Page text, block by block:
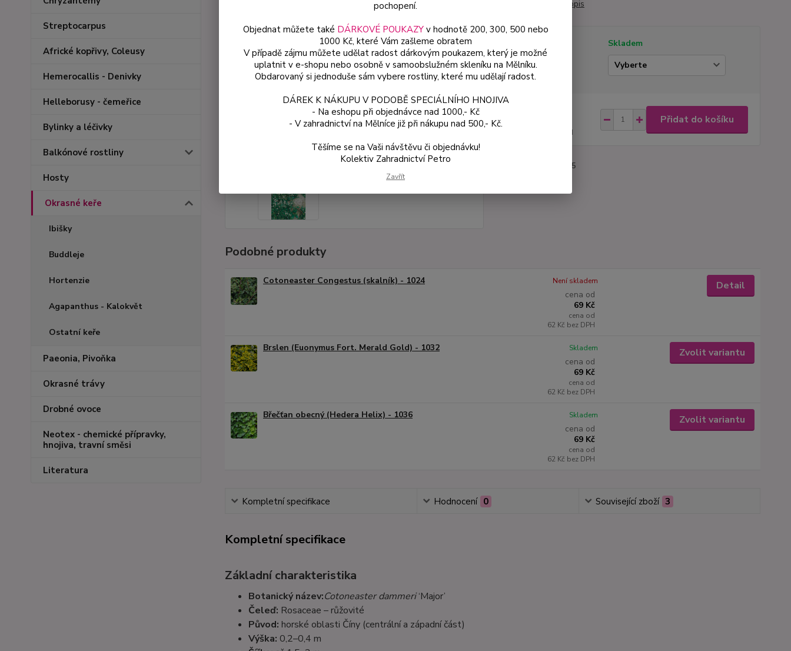
Streptocarpus
Africké kopřivy, Coleusy
Hemerocallis - Denivky
Helleborusy - čemeřice
Bylinky a léčivky
Balkónové rostliny
Hosty
Okrasné keře
Ibišky
Buddleje
Hortenzie
Agapanthus - Kalokvět
Ostatní keře
Paeonia, Pivoňka
Okrasné trávy
Drobné ovoce
Neotex - chemické přípravky,
hnojiva, travní směsi
Literatura
celý popis
Skladem
Varianta
bez DPH
Přidat do košíku
1025
Podobné produkty
Cotoneaster Congestus (skalník) - 1024
cena od
69 Kč
cena od
62 Kč bez DPH
Není skladem Detail
Brslen (Euonymus Fort. Merald Gold) - 1032
cena od
69 Kč
cena od
62 Kč bez DPH
Skladem Zvolit variantu
Břečťan obecný (Hedera Helix) - 1036
cena od
69 Kč
cena od
62 Kč bez DPH
Skladem Zvolit variantu
Kompletní specifikace Hodnocení 0 Související zboží 3
Kompletní specifikace
Základní charakteristika
Botanický název:Cotoneaster dammeri‘Major’
Čeleď: Rosaceae – růžovité
Původ: horské oblasti Číny (centrální a západní část)
Výška: 0,2–0,4 m
pochopení.
Objednat můžete také DÁRKOVÉ POUKAZYv hodnotě 200, 300, 500 nebo
1000 Kč, které Vám zašleme obratem
V případě zájmu můžete udělat radost dárkovým poukazem, který je možné
uplatnit v e-shopu nebo osobně v samoobslužném skleníku na Mělníku.
Obdarovaný si jednoduše sám vybere rostliny, které mu udělají radost.
DÁREK K NÁKUPU V PODOBĚ SPECIÁLNÍHO HNOJIVA
- Na eshopu při objednávce nad 1000,- Kč
- V zahradnictví na Mělníce již při nákupu nad 500,- Kč.
Těšíme se na Vaši návštěvu či objednávku!
Kolektiv Zahradnictví Petro
Zavřít